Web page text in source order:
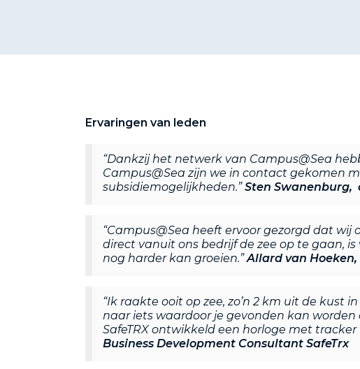
Ervaringen van leden
“Dankzij het netwerk van Campus@Sea
Campus@Sea zijn we in contact gekomen
subsidiemogelijkheden.”Sten Swanenburg,
“Campus@Sea heeft ervoor gezorgd dat
direct vanuit ons bedrijf de zee op te gaan,
nog harder kan groeien.”Allard van Hoeken,
“Ik raakte ooit op zee, zo’n 2 km uit de kust
naar iets waardoor je gevonden kan
SafeTRX ontwikkeld een horloge met
Business Development Consultant SafeTrx